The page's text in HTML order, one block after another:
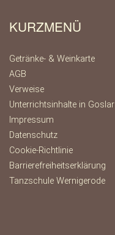
KURZMENÜ
Getränke- & Weinkarte
AGB
Verweise
Unterrichtsinhalte in Goslar
Impressum
Datenschutz
Cookie-Richtlinie
Barrierefreiheitserklärung
Tanzschule Wernigerode